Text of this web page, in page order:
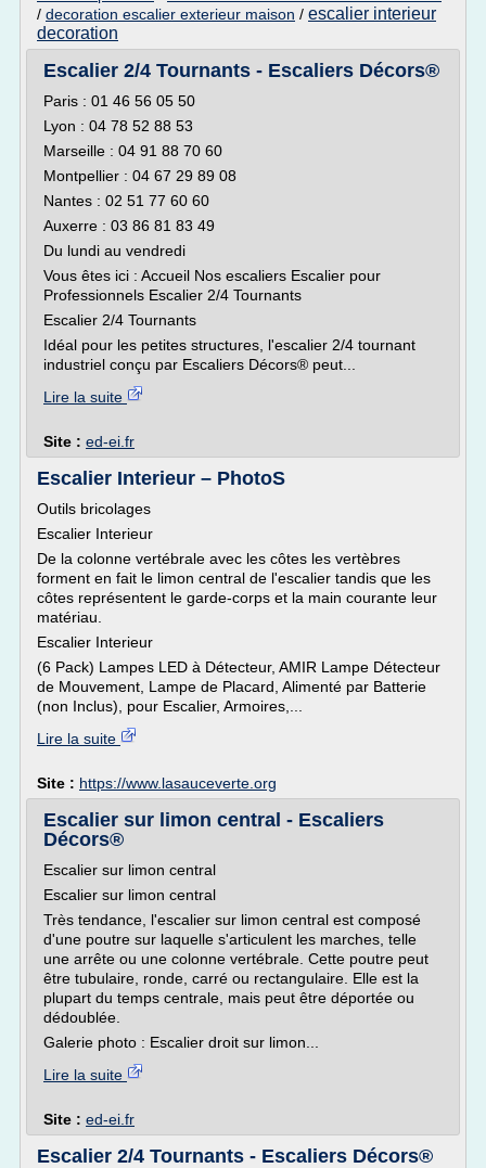
/ decoration escalier exterieur maison / escalier interieur
decoration
Escalier 2/4 Tournants - Escaliers Décors®
Paris : 01 46 56 05 50
Lyon : 04 78 52 88 53
Marseille : 04 91 88 70 60
Montpellier : 04 67 29 89 08
Nantes : 02 51 77 60 60
Auxerre : 03 86 81 83 49
Du lundi au vendredi
Vous êtes ici : Accueil Nos escaliers Escalier pour
Professionnels Escalier 2/4 Tournants
Escalier 2/4 Tournants
Idéal pour les petites structures, l'escalier 2/4 tournant
industriel conçu par Escaliers Décors® peut...
Lire la suite
Site : ed-ei.fr
Escalier Interieur – PhotoS
Outils bricolages
Escalier Interieur
De la colonne vertébrale avec les côtes les vertèbres
forment en fait le limon central de l'escalier tandis que les
côtes représentent le garde-corps et la main courante leur
matériau.
Escalier Interieur
(6 Pack) Lampes LED à Détecteur, AMIR Lampe Détecteur
de Mouvement, Lampe de Placard, Alimenté par Batterie
(non Inclus), pour Escalier, Armoires,...
Lire la suite
Site : https://www.lasauceverte.org
Escalier sur limon central - Escaliers
Décors®
Escalier sur limon central
Escalier sur limon central
Très tendance, l'escalier sur limon central est composé
d'une poutre sur laquelle s'articulent les marches, telle
une arrête ou une colonne vertébrale. Cette poutre peut
être tubulaire, ronde, carré ou rectangulaire. Elle est la
plupart du temps centrale, mais peut être déportée ou
dédoublée.
Galerie photo : Escalier droit sur limon...
Lire la suite
Site : ed-ei.fr
Escalier 2/4 Tournants - Escaliers Décors®